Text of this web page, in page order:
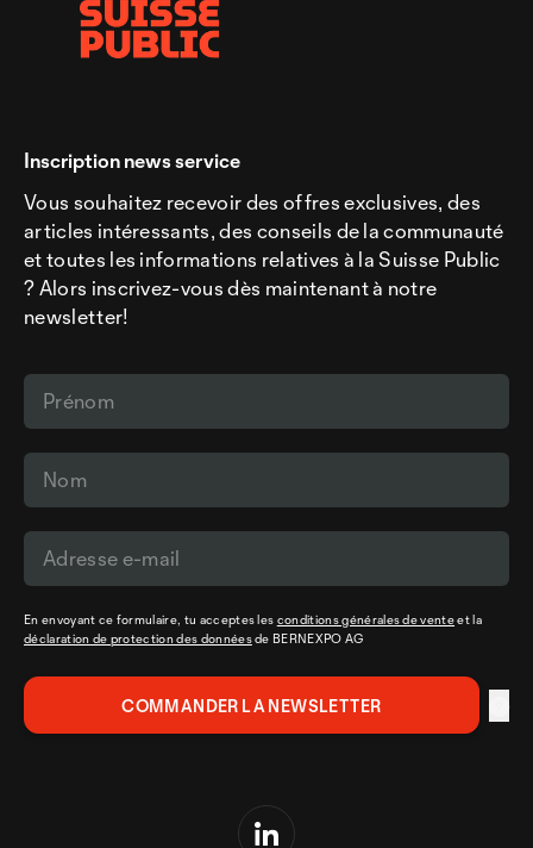
Inscription news service
Vous souhaitez recevoir des offres exclusives, des
articles intéressants, des conseils de la communauté
et toutes les informations relatives à la Suisse Public
? Alors inscrivez-vous dès maintenant à notre
newsletter!
En envoyant ce formulaire, tu acceptes les conditions générales de venteet la
déclaration de protection des donnéesde BERNEXPO AG